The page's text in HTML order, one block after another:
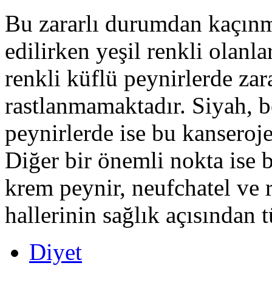
Bu zararlı durumdan
edilirken yeşil renkli
renkli küflü peynirlerde
rastlanmamaktadır. Siyah,
peynirlerde ise bu
Diğer bir önemli nokta ise
krem peynir, neufchatel
hallerinin sağlık
Diyet